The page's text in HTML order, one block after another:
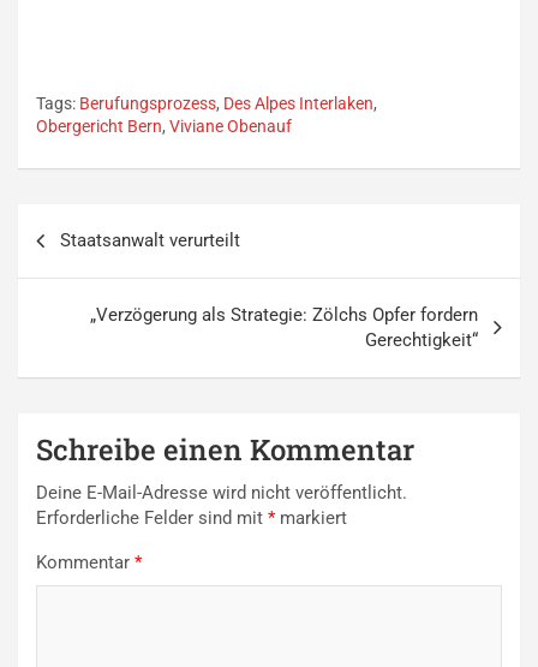
Tags: Berufungsprozess, Des Alpes Interlaken,
Obergericht Bern, Viviane Obenauf
Beitragsnavigation
Staatsanwalt verurteilt
„Verzögerung als Strategie: Zölchs Opfer fordern
Gerechtigkeit“
Schreibe einen Kommentar
Deine E-Mail-Adresse wird nicht veröffentlicht.
Erforderliche Felder sind mit *markiert
Kommentar *